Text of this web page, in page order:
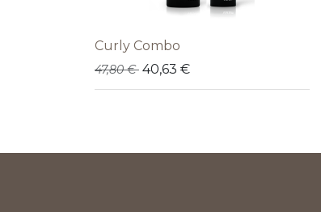
Curly Combo
47,80€ 40,63 €